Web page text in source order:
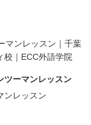
ツーマンレッスン
ンレッスン